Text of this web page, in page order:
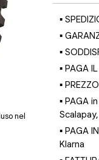
nel
▪
▪
▪
▪ PAGA
▪
▪ PAGA
▪ PAGA
Klarna